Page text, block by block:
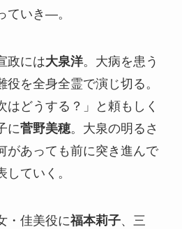
ていき―。
政には大泉洋。大病を患う
を全身全霊で演じ切る。
はどうする？」と頼もしく
に菅野美穂。大泉の明るさ
があっても前に突き進んで
ていく。
・佳美役に福本莉子、三